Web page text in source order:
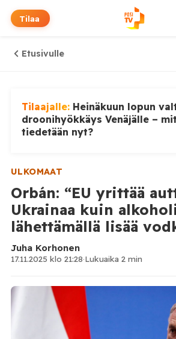
Tilaa
Etusivulle
Tilaajalle: Heinäkuun lopun
droonihyökkäys Venäjälle –
tiedetään nyt?
ULKOMAAT
Orbán: “EU yrittää
Ukrainaa kuin
lähettämällä lisää
Juha Korhonen
17.11.2025 klo 21:28·Lukuaika 2 min